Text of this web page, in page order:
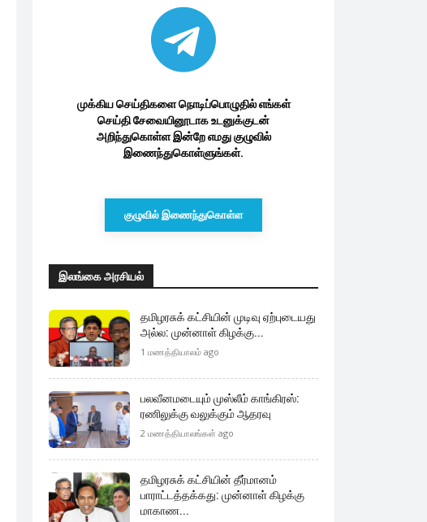
முக்கிய செய்திகளை நொடிப்பொழுதில் எங்கள்
செய்தி சேவையினூடாக உடனுக்குடன்
அறிந்துகொள்ள இன்றே எமது குழுவில்
இணைந்துகொள்ளுங்கள்.
குழுவில் இணைந்துகொள்ள
இலங்கை அரசியல்
தமிழரசுக் கட்சியின் முடிவு ஏற்புடையது
அல்ல: முன்னாள் கிழக்கு...
1 மணத்தியாலம் ago
பலவீனமடையும் முஸ்லீம் காங்கிரஸ்:
ரணிலுக்கு வலுக்கும் ஆதரவு
2 மணத்தியாலங்கள் ago
தமிழரசுக் கட்சியின் தீர்மானம்
பாராட்டத்தக்கது: முன்னாள் கிழக்கு
மாகாண...